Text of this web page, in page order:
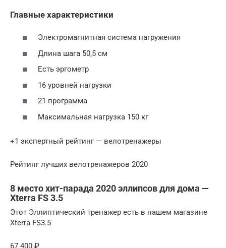
Главные характеристики
Электромагнитная система нагружения
Длина шага 50,5 см
Есть эргометр
16 уровней нагрузки
21 программа
Максимальная нагрузка 150 кг
+1 экспертный рейтинг — велотренажеры
Рейтинг лучших велотренажеров 2020
8 место хит-парада 2020 эллипсов для дома —
Xterra FS 3.5
Этот Эллиптический тренажер есть в нашем магазине
Xterra FS3.5
67 400 ₽